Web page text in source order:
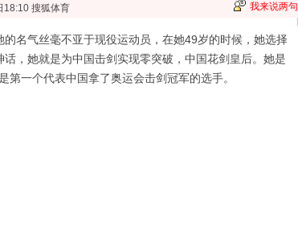
18:10 搜狐体育 我来说两句
气丝毫不亚于现役运动员，在她49岁的时候，她选择
，她就是为中国击剑实现零突破，中国花剑皇后。她是
第一个代表中国拿了奥运会击剑冠军的选手。